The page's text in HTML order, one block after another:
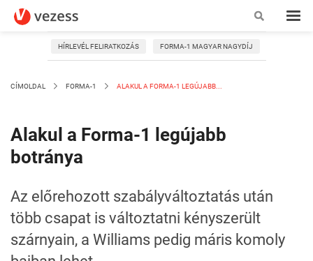
HÍRLEVÉL FELIRATKOZÁS FORMA-1 MAGYAR NAGYDÍJ
CÍMOLDAL FORMA-1 ALAKUL A FORMA-1 LEGÚJABB...
Alakul a Forma-1 legújabb
botránya
Az előrehozott szabályváltoztatás után
több csapat is változtatni kényszerült
szárnyain, a Williams pedig máris komoly